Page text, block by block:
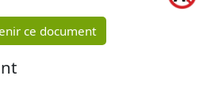
ce document